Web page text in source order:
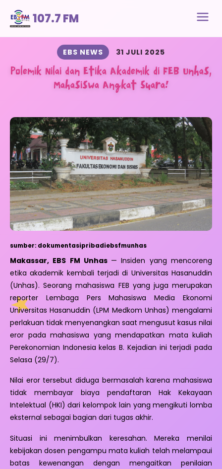
107.7 FM
EBS NEWS 31 JULI 2025
Polemik Nilai dan Etika Akademik di FEB Unhas,
Mahasiswa Angkat Suara!
sumber: dokumentasipribadiebsfmunhas
Makassar, EBS FM Unhas — Insiden yang mencoreng
etika akademik kembali terjadi di Universitas Hasanuddin
(Unhas). Seorang mahasiswa FEB yang juga merupakan
reporter Lembaga Pers Mahasiswa Media Ekonomi
Universitas Hasanuddin (LPM Medkom Unhas) mengalami
perlakuan tidak menyenangkan saat mengusut kasus nilai
eror pada mahasiswa yang mendapatkan mata kuliah
Perekonomian Indonesia kelas B. Kejadian ini terjadi pada
Selasa (29/7).
Nilai eror tersebut diduga bermasalah karena mahasiswa
tidak membayar biaya pendaftaran Hak Kekayaan
Intelektual (HKI) dari kelompok lain yang mengikuti lomba
eksternal sebagai bagian dari tugas akhir.
Situasi ini menimbulkan keresahan. Mereka menilai
kebijakan dosen pengampu mata kuliah telah melampaui
batas kewenangan dengan mengaitkan penilaian